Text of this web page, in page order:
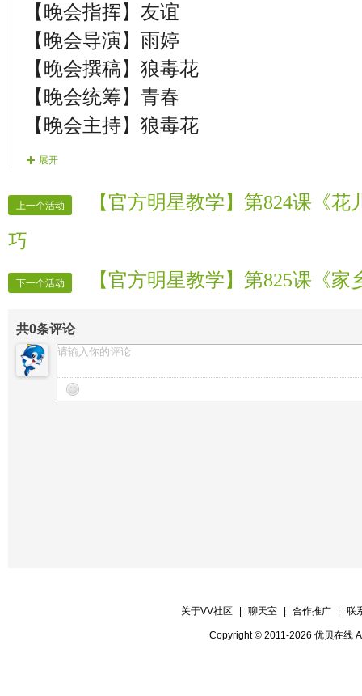
9）主持人晚会结束，主办方 领导答谢
【晚会指挥】友谊
【晚会导演】雨婷
【晚会撰稿】狼毒花
【晚会统筹】青春
【晚会主持】狼毒花
【背景制作】兜兜
【晚会片花】祥龙
【晚会片花】猜猜
【晚会片花】酒歌
【贺词广播】温柔
【贺词广播】無語問天
展开
上一个活动
【官方明星教学】第824课《
巧
下一个活动 【官方明星教学】第825课《
共0条评论
关于VV社区 聊天室 合作推广 联
Copyright © 2011-2026 优贝在线